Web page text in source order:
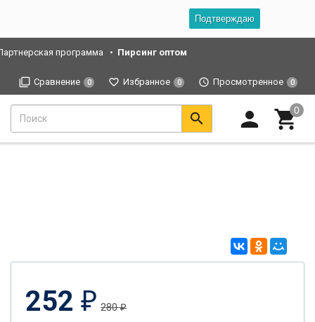
Подтверждаю
программа Пирсинг оптом
Сравнение 0 Избранное 0 Просмотренное 0
252 ₽ 280₽